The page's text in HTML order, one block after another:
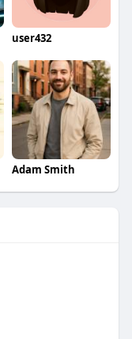
user432
Adam Smith